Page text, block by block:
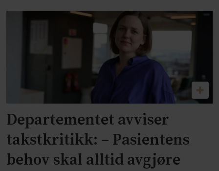
Departementet avviser
takstkritikk: – Pasientens
behov skal alltid avgjøre